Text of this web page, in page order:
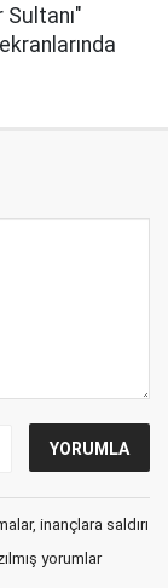
Sultanı"
inançlara saldırı
yorumlar